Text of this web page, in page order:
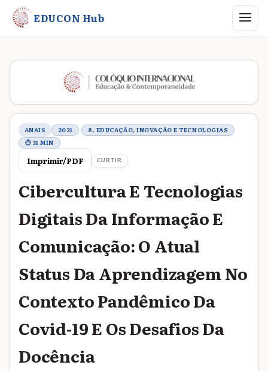
EDUCON Hub Abrir
Metadados do trabalho
ANAIS 2021
8. EDUCAÇÃO, INOVAÇÃO E TECNOLOGIAS
⏱ 31 MIN
Imprimir/PDF CURTIR
Cibercultura E Tecnologias
Digitais Da Informação E
Comunicação: O Atual
Status Da Aprendizagem No
Contexto Pandêmico Da
Covid-19 E Os Desafios Da
Docência